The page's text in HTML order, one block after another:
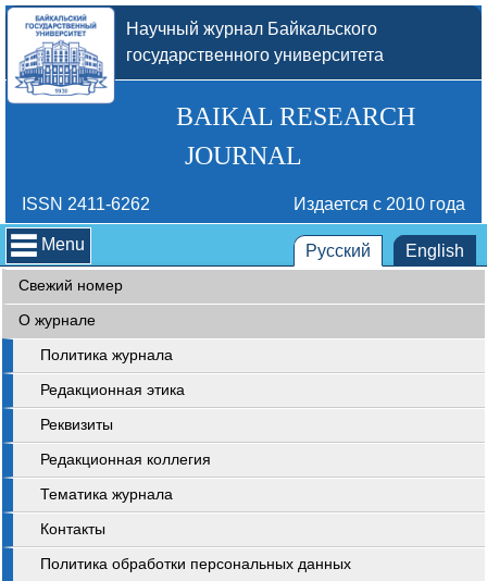
Научный журнал Байкальского
государственного университета
BAIKAL RESEARCH
JOURNAL
ISSN 2411-6262 Издается с 2010 года
Menu Русский English
Свежий номер
О журнале
Политика журнала
Редакционная этика
Реквизиты
Редакционная коллегия
Тематика журнала
Контакты
Политика обработки персональных данных